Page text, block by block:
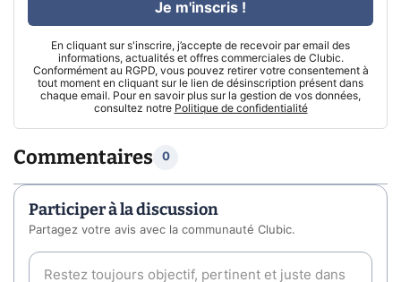
En cliquant sur s'inscrire, j’accepte de recevoir par email des
informations, actualités et offres commerciales de Clubic.
Conformément au RGPD, vous pouvez retirer votre consentement à
tout moment en cliquant sur le lien de désinscription présent dans
chaque email. Pour en savoir plus sur la gestion de vos données,
consultez notre Politique de confidentialité
Je m'inscris !
Commentaires 0
Participer à la discussion
Partagez votre avis avec la communauté Clubic.